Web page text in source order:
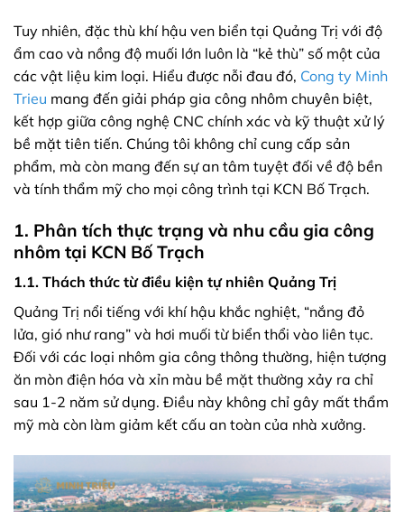
Tuy nhiên, đặc thù khí hậu ven biển tại Quảng Trị với độ
ẩm cao và nồng độ muối lớn luôn là “kẻ thù” số một của
các vật liệu kim loại. Hiểu được nỗi đau đó, Cong ty Minh
Trieu mang đến giải pháp gia công nhôm chuyên biệt,
kết hợp giữa công nghệ CNC chính xác và kỹ thuật xử lý
bề mặt tiên tiến. Chúng tôi không chỉ cung cấp sản
phẩm, mà còn mang đến sự an tâm tuyệt đối về độ bền
và tính thẩm mỹ cho mọi công trình tại KCN Bố Trạch.
1. Phân tích thực trạng và nhu cầu gia công
nhôm tại KCN Bố Trạch
1.1. Thách thức từ điều kiện tự nhiên Quảng Trị
Quảng Trị nổi tiếng với khí hậu khắc nghiệt, “nắng đỏ
lửa, gió như rang” và hơi muối từ biển thổi vào liên tục.
Đối với các loại nhôm gia công thông thường, hiện tượng
ăn mòn điện hóa và xỉn màu bề mặt thường xảy ra chỉ
sau 1-2 năm sử dụng. Điều này không chỉ gây mất thẩm
mỹ mà còn làm giảm kết cấu an toàn của nhà xưởng.